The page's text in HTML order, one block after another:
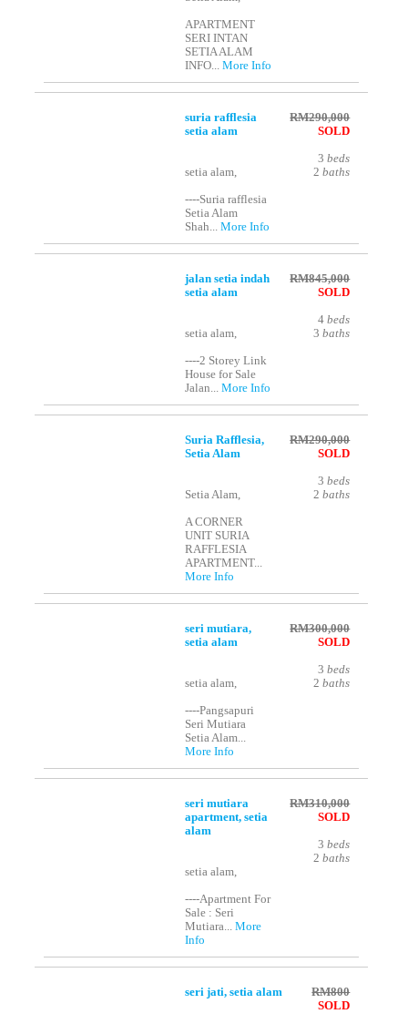
APARTMENT
SERI INTAN
SETIA ALAM
INFO...More Info
suria rafflesia
setia alam
setia alam,
----Suria rafflesia
Setia Alam
Shah...More Info
RM290,000
SOLD
3 beds
2 baths
jalan setia indah
setia alam
setia alam,
----2 Storey Link
House for Sale
Jalan...More Info
RM845,000
SOLD
4 beds
3 baths
Suria Rafflesia,
Setia Alam
Setia Alam,
A CORNER
UNIT SURIA
RAFFLESIA
APARTMENT...
More Info
RM290,000
SOLD
3 beds
2 baths
seri mutiara,
setia alam
setia alam,
----Pangsapuri
Seri Mutiara
Setia Alam...
More Info
RM300,000
SOLD
3 beds
2 baths
seri mutiara
apartment, setia
alam
setia alam,
----Apartment For
Sale : Seri
Mutiara...More
Info
RM310,000
SOLD
3 beds
2 baths
seri jati, setia alam
RM800
SOLD